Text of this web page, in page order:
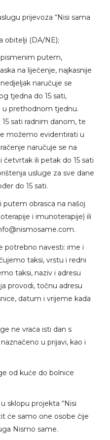
prijevoza “Nisi sama
obitelji (DA/NE);
pismenim putem,
na liječenje, najkasnije
naručuje se
tjedna do 15 sati,
u prethodnom tjednu.
sati radnim danom, te
možemo evidentirati u
naručuje se na
ili petak do 15 sati
usluge za sve dane
do 15 sati.
obrasca na našoj
i imunoterapije) ili
.
potrebno navesti: ime i
taksi, vrstu i redni
taksi, naziv i adresu
provodi, točnu adresu
datum i vrijeme kada
ne vraća isti dan s
u prijavi, kao i
od kuće do bolnice
sklopu projekta “Nisi
će samo one osobe čije
Nismo same.